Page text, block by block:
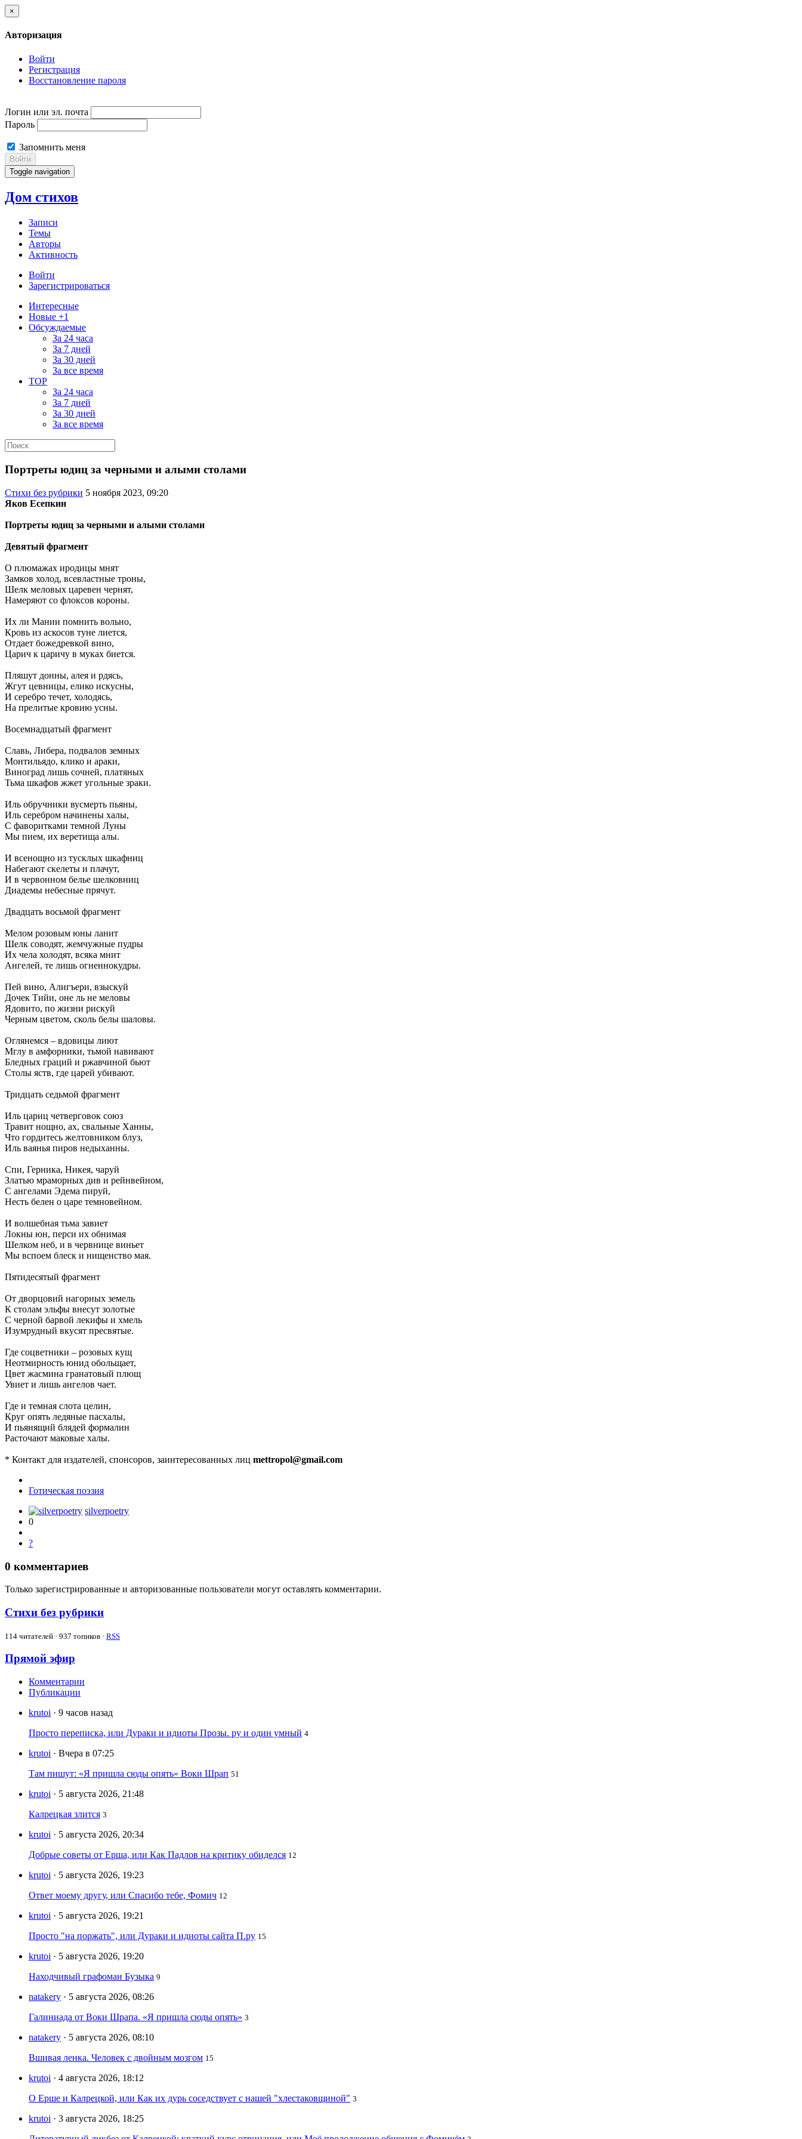
×
Авторизация
Войти
Регистрация
Восстановление пароля
Логин или эл. почта
Пароль
Запомнить меня
Войти
Toggle navigation
Дом стихов
Записи
Темы
Авторы
Активность
Войти
Зарегистрироваться
Интересные
Новые +1
Обсуждаемые
За 24 часа
За 7 дней
За 30 дней
За все время
TOP
За 24 часа
За 7 дней
За 30 дней
За все время
Портреты юдиц за черными и алыми столами
Стихи без рубрики 5 ноября 2023, 09:20
Яков Есепкин
Портреты юдиц за черными и алыми столами
Девятый фрагмент
О плюмажах иродицы мнят
Замков холод, всевластные троны,
Шелк меловых царевен чернят,
Намеряют со флоксов короны.
Их ли Мании помнить вольно,
Кровь из аскосов туне лиется,
Отдает божедревкой вино,
Царич к царичу в муках биется.
Пляшут донны, алея и рдясь,
Жгут цевницы, елико искусны,
И серебро течет, холодясь,
На прелитые кровию усны.
Восемнадцатый фрагмент
Славь, Либера, подвалов земных
Монтильядо, клико и араки,
Виноград лишь сочней, платяных
Тьма шкафов жжет угольные зраки.
Иль обручники вусмерть пьяны,
Иль серебром начинены халы,
С фаворитками темной Луны
Мы пием, их веретища алы.
И всенощно из тусклых шкафниц
Набегают скелеты и плачут,
И в червонном белье шелковниц
Диадемы небесные прячут.
Двадцать восьмой фрагмент
Мелом розовым юны ланит
Шелк соводят, жемчужные пудры
Их чела холодят, всяка мнит
Ангелей, те лишь огненнокудры.
Пей вино, Алигъери, взыскуй
Дочек Тийи, оне ль не меловы
Ядовито, по жизни рискуй
Черным цветом, сколь белы шаловы.
Оглянемся – вдовицы лиют
Мглу в амфорники, тьмой навивают
Бледных граций и ржавчиной бьют
Столы яств, где царей убивают.
Тридцать седьмой фрагмент
Иль цариц четверговок союз
Травит нощно, ах, свальные Ханны,
Что гордитесь желтовником блуз,
Иль ваянья пиров недыханны.
Спи, Герника, Никея, чаруй
Златью мраморных див и рейнвейном,
С ангелами Эдема пируй,
Несть белен о царе темновейном.
И волшебная тьма завиет
Локны юн, перси их обнимая
Шелком неб, и в червнице виньет
Мы вспоем блеск и нищенство мая.
Пятидесятый фрагмент
От дворцовий нагорных земель
К столам эльфы внесут золотые
С черной барвой лекифы и хмель
Изумрудный вкусят пресвятые.
Где соцветники – розовых кущ
Неотмирность юнид обольщает,
Цвет жасмина гранатовый плющ
Увиет и лишь ангелов чает.
Где и темная слота целин,
Круг опять ледяные пасхалы,
И пьянящий блядей формалин
Расточают маковые халы.
* Контакт для издателей, спонсоров, заинтересованных лиц mettropol@gmail.com
Готическая поэзия
silverpoetry
0
?
0 комментариев
Только зарегистрированные и авторизованные пользователи могут оставлять комментарии.
Стихи без рубрики
114 читателей · 937 топиков · RSS
Прямой эфир
Комментарии
Публикации
krutoi · 9 часов назад
Просто переписка, или Дураки и идиоты Прозы. ру и один умный 4
krutoi · Вчера в 07:25
Там пишут: «Я пришла сюды опять» Воки Шрап 51
krutoi · 5 августа 2026, 21:48
Калрецкая злится 3
krutoi · 5 августа 2026, 20:34
Добрые советы от Ерша, или Как Падлов на критику обиделся 12
krutoi · 5 августа 2026, 19:23
Ответ моему другу, или Спасибо тебе, Фомич 12
krutoi · 5 августа 2026, 19:21
Просто "на поржать", или Дураки и идиоты сайта П.ру 15
krutoi · 5 августа 2026, 19:20
Находчивый графоман Бузыка 9
natakery · 5 августа 2026, 08:26
Галиниада от Воки Шрапа. «Я пришла сюды опять» 3
natakery · 5 августа 2026, 08:10
Вшивая ленка. Человек с двойным мозгом 15
krutoi · 4 августа 2026, 18:12
О Ерше и Калрецкой, или Как их дурь соседствует с нашей "хлестаковщиной" 3
krutoi · 3 августа 2026, 18:25